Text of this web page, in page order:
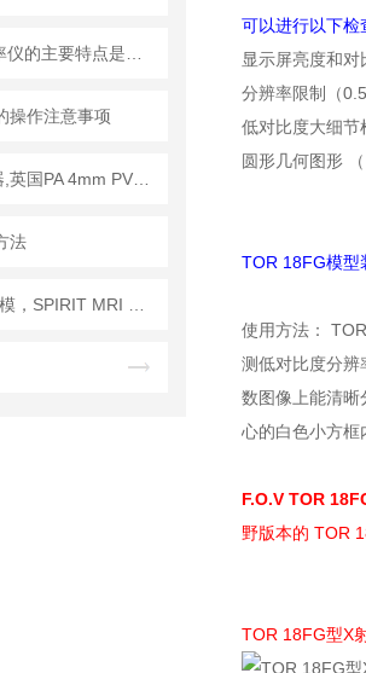
操作注意事项
法
可以进行以下检
显示屏亮度和
分辨率限制（
低对比度大细节
圆形几何图形
TOR 18FG模型
使用方法：
测低对比度分辨
数图像上能清晰
心的白色小方框
F.O.V TOR
野版本的 TOR
TOR 18FG型X